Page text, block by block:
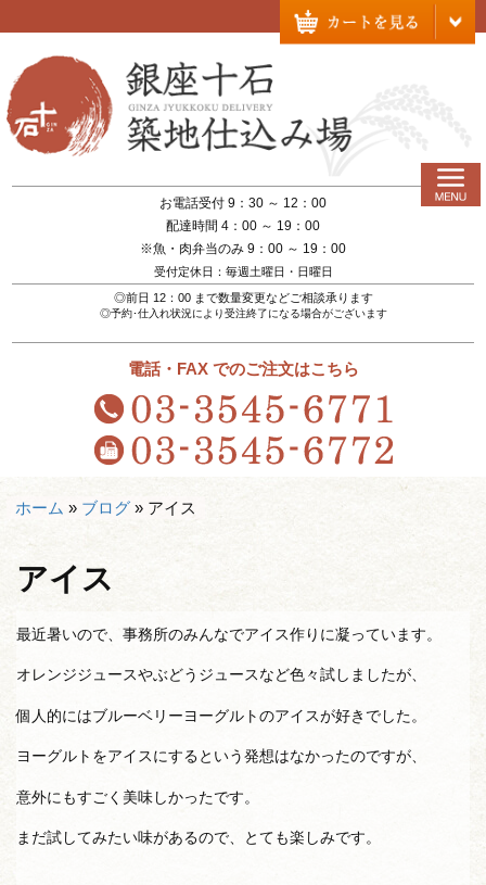
お電話受付 9：30 ～ 12：00
配達時間 4：00 ～ 19：00
※魚・肉弁当のみ 9：00 ～ 19：00
受付定休日：毎週土曜日・日曜日
◎前日 12：00 まで数量変更などご相談承ります
◎予約･仕入れ状況により受注終了になる場合がございます
電話・FAX でのご注文はこちら
ホーム » ブログ » アイス
アイス
最近暑いので、事務所のみんなでアイス作りに凝っています。
オレンジジュースやぶどうジュースなど色々試しましたが、
個人的にはブルーベリーヨーグルトのアイスが好きでした。
ヨーグルトをアイスにするという発想はなかったのですが、
意外にもすごく美味しかったです。
まだ試してみたい味があるので、とても楽しみです。